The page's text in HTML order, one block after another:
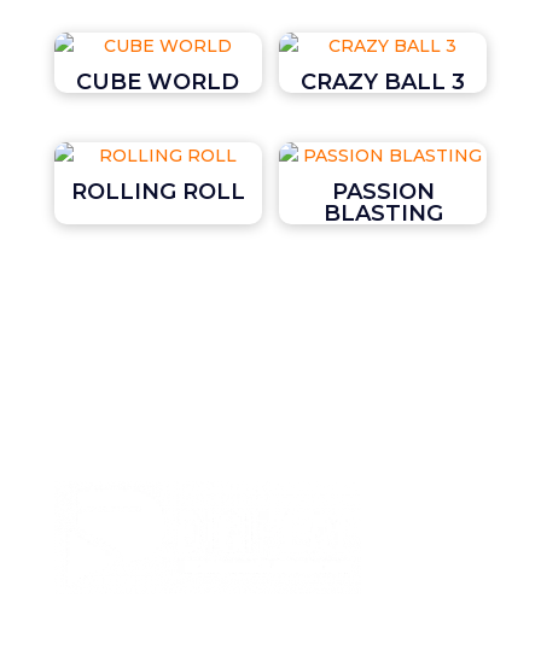
CUBE WORLD CRAZY BALL 3
ROLLING ROLL
PASSION
BLASTING